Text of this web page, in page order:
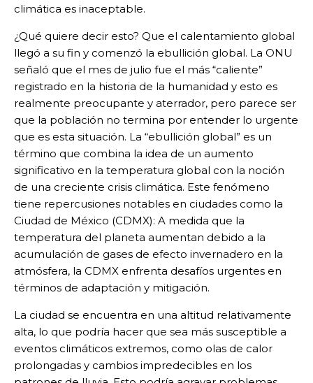
climática es inaceptable.
¿Qué quiere decir esto? Que el calentamiento global
llegó a su fin y comenzó la ebullición global. La ONU
señaló que el mes de julio fue el más “caliente”
registrado en la historia de la humanidad y esto es
realmente preocupante y aterrador, pero parece ser
que la población no termina por entender lo urgente
que es esta situación. La “ebullición global” es un
término que combina la idea de un aumento
significativo en la temperatura global con la noción
de una creciente crisis climática. Este fenómeno
tiene repercusiones notables en ciudades como la
Ciudad de México (CDMX): A medida que la
temperatura del planeta aumentan debido a la
acumulación de gases de efecto invernadero en la
atmósfera, la CDMX enfrenta desafíos urgentes en
términos de adaptación y mitigación.
La ciudad se encuentra en una altitud relativamente
alta, lo que podría hacer que sea más susceptible a
eventos climáticos extremos, como olas de calor
prolongadas y cambios impredecibles en los